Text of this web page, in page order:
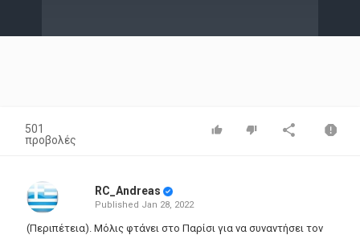
Video
501
προβολές
RC_Andreas
Published Jan 28, 2022
(Περιπέτεια). Μόλις φτάνει στο Παρίσι για να συναντήσει τον